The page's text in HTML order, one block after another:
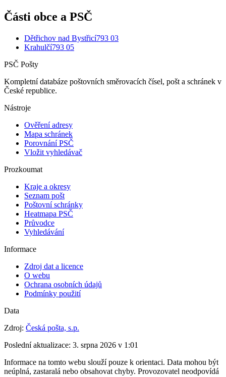
Části obce a PSČ
Dětřichov nad Bystřicí793 03
Krahulčí793 05
PSČ Pošty
Kompletní databáze poštovních směrovacích čísel, pošt a schránek v
České republice.
Nástroje
Ověření adresy
Mapa schránek
Porovnání PSČ
Vložit vyhledávač
Prozkoumat
Kraje a okresy
Seznam pošt
Poštovní schránky
Heatmapa PSČ
Průvodce
Vyhledávání
Informace
Zdroj dat a licence
O webu
Ochrana osobních údajů
Podmínky použití
Data
Zdroj: Česká pošta, s.p.
Poslední aktualizace: 3. srpna 2026 v 1:01
Informace na tomto webu slouží pouze k orientaci. Data mohou být
neúplná, zastaralá nebo obsahovat chyby. Provozovatel neodpovídá